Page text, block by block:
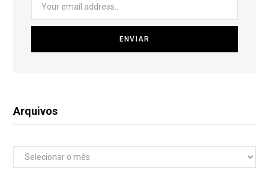
Arquivos
Arquivos